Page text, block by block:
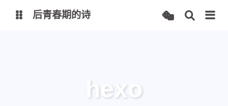
后青春期的诗
hexo